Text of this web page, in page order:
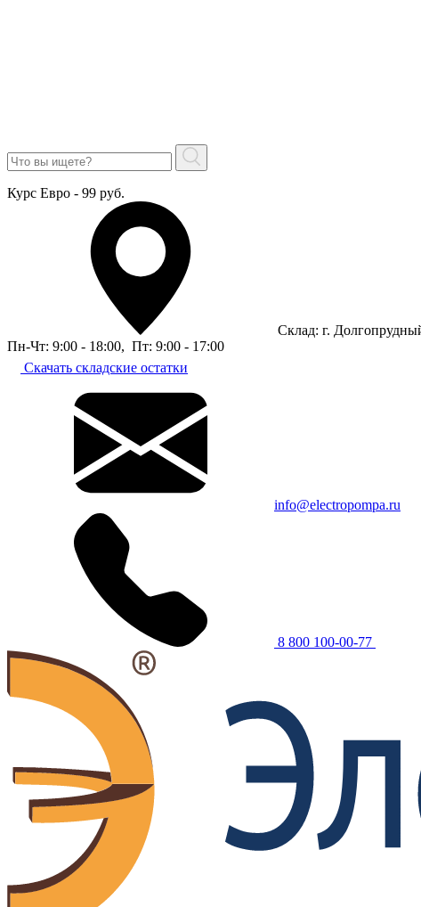
Курс Евро - 99 руб.
Склад: г.
Пн-Чт: 9:00 - 18:00, Пт: 9:00 - 17:00
Скачать складские остатки
info@electropompa.ru
8 800 100-00-77